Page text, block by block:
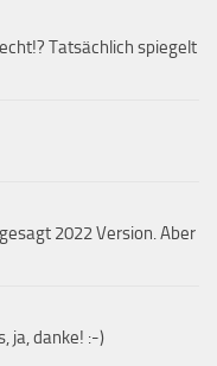
Tatsächlich spiegelt
2022 Version. Aber
ja, danke! :-)